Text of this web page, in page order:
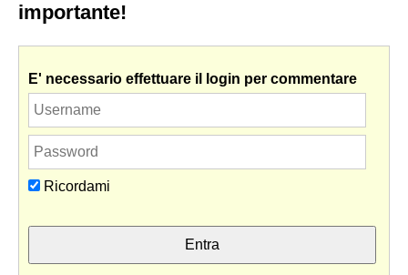
importante!
E' necessario effettuare il login per commentare
Ricordami